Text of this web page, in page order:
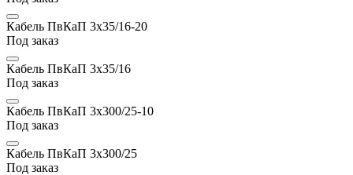
Кабель ПвКаП 3х35/16-20
Под заказ
Кабель ПвКаП 3х35/16
Под заказ
Кабель ПвКаП 3х300/25-10
Под заказ
Кабель ПвКаП 3х300/25
Под заказ